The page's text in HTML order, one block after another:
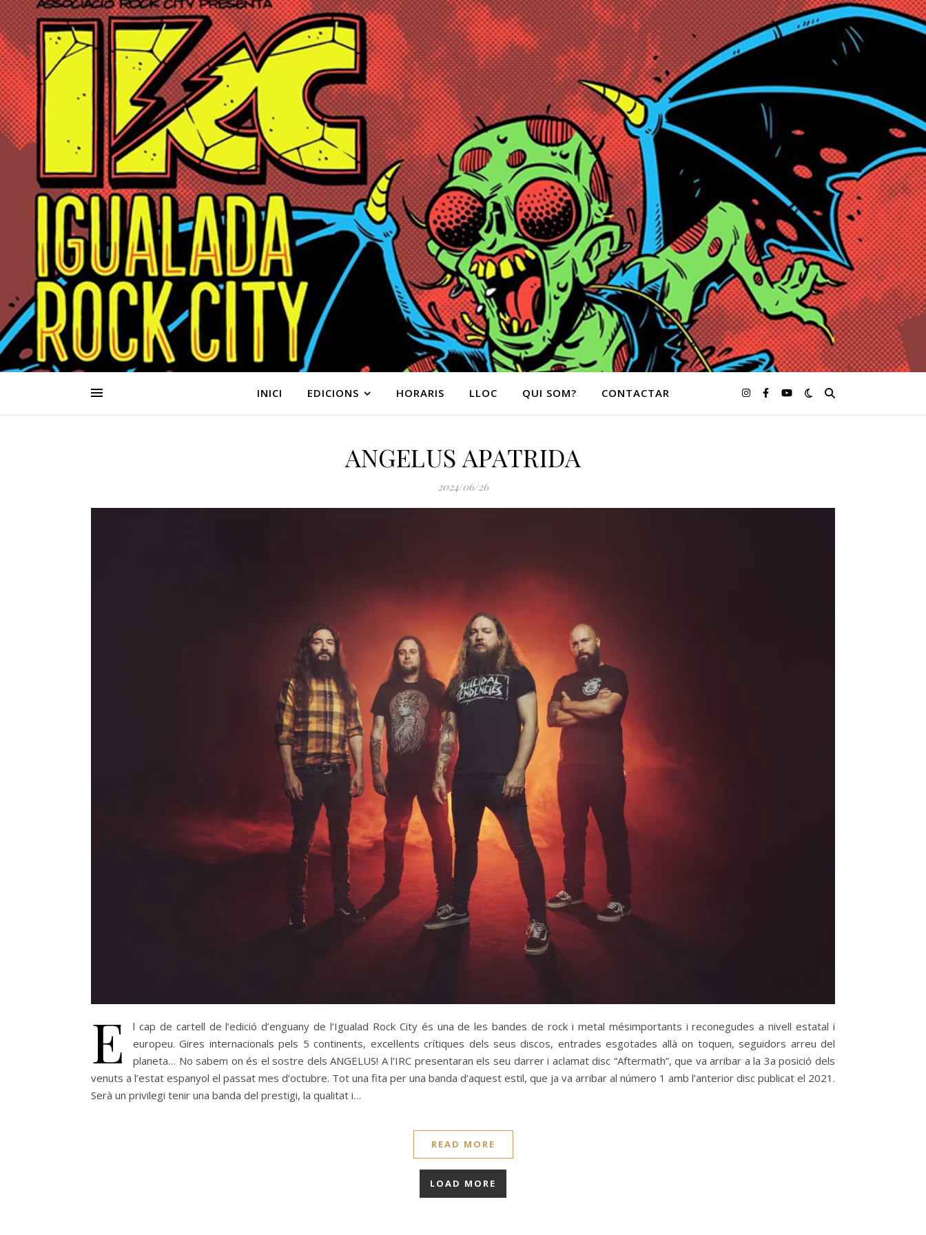
INICI EDICIONS HORARIS LLOC QUI SOM? CONTACTAR
ANGELUS APATRIDA
2024/06/26
E
l cap de cartell de l’edició d’enguany de l’Igualad Rock City és una de les bandes de rock i metal mésimportants i reconegudes a nivell estatal i
europeu. Gires internacionals pels 5 continents, excel·lents crítiques dels seus discos, entrades esgotades allà on toquen, seguidors arreu del
planeta… No sabem on és el sostre dels ANGELUS! A l’IRC presentaran els seu darrer i aclamat disc “Aftermath”, que va arribar a la 3a posició dels
venuts a l’estat espanyol el passat mes d’octubre. Tot una fita per una banda d’aquest estil, que ja va arribar al número 1 amb l’anterior disc publicat el 2021.
Serà un privilegi tenir una banda del prestigi, la qualitat i…
READ MORE
LOAD MORE